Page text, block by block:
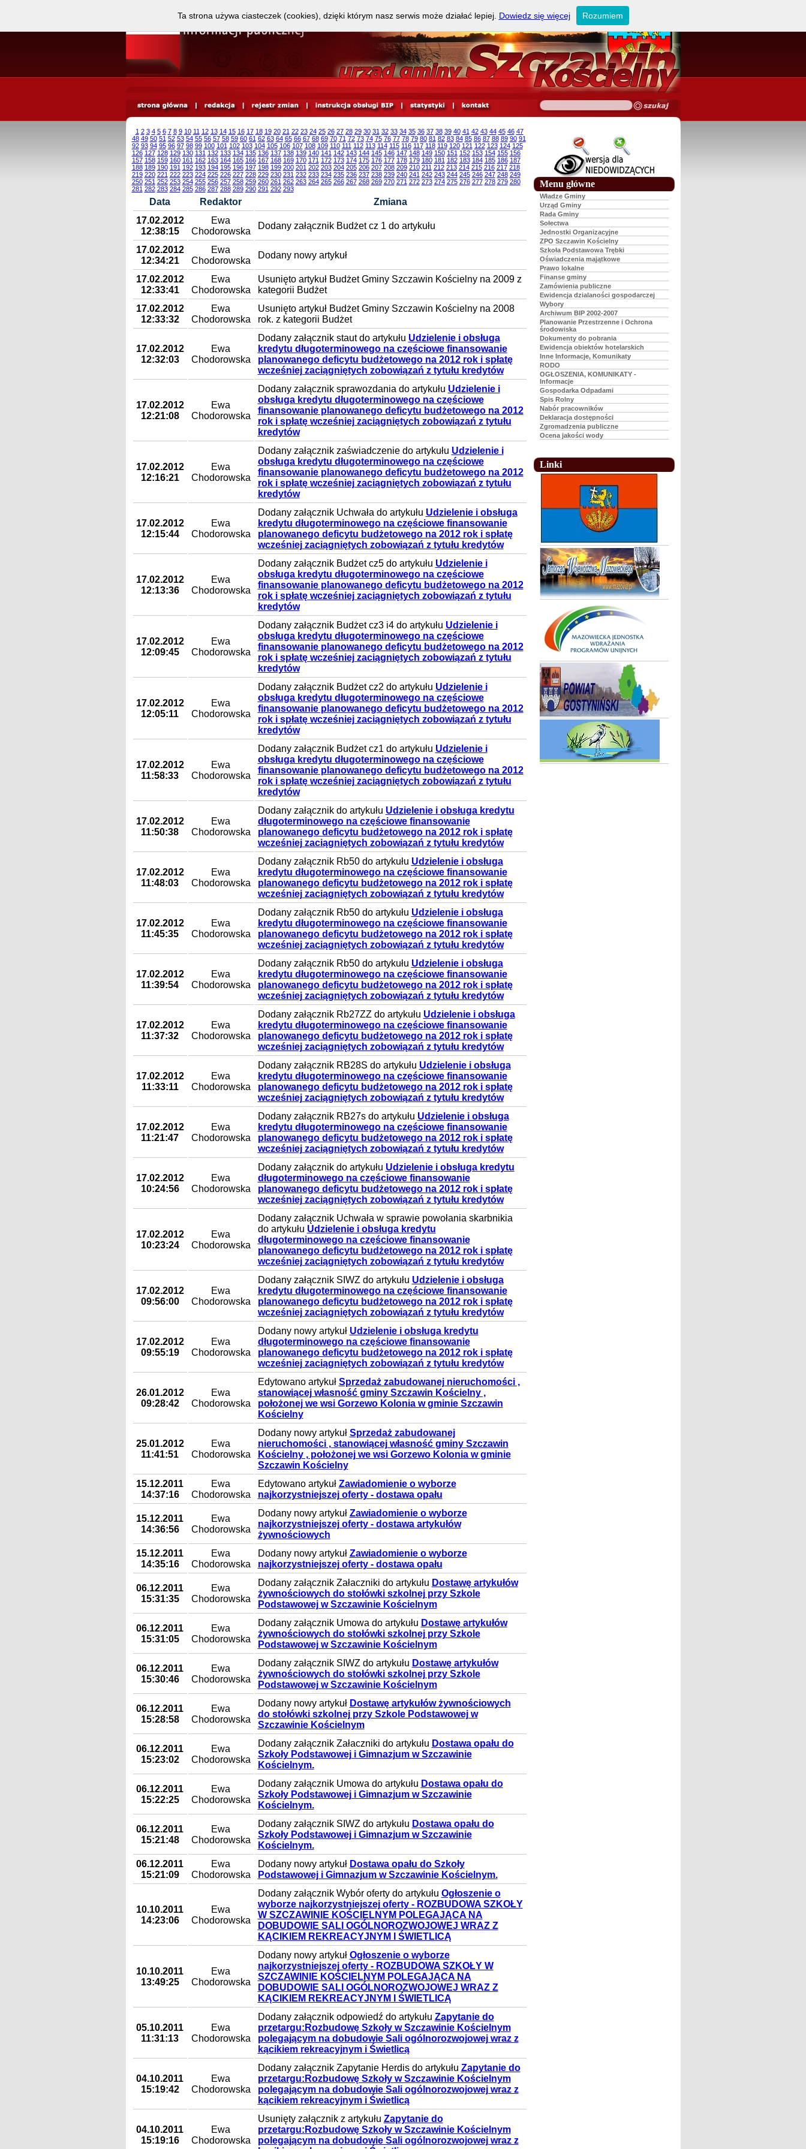
1 2 3 4 5 6 7 8 9 10 11 12 13 14 15 16 17 18 19 20 21 22 23 24 25 26 27 28 29 30 31 32 33 34 35 36 37 38 39 40 41 42 43 44 45 46 47
48 49 50 51 52 53 54 55 56 57 58 59 60 61 62 63 64 65 66 67 68 69 70 71 72 73 74 75 76 77 78 79 80 81 82 83 84 85 86 87 88 89 90 91
92 93 94 95 96 97 98 99 100 101 102 103 104 105 106 107 108 109 110 111 112 113 114 115 116 117 118 119 120 121 122 123 124 125
126 127 128 129 130 131 132 133 134 135 136 137 138 139 140 141 142 143 144 145 146 147 148 149 150 151 152 153 154 155 156
157 158 159 160 161 162 163 164 165 166 167 168 169 170 171 172 173 174 175 176 177 178 179 180 181 182 183 184 185 186 187
188 189 190 191 192 193 194 195 196 197 198 199 200 201 202 203 204 205 206 207 208 209 210 211 212 213 214 215 216 217 218
219 220 221 222 223 224 225 226 227 228 229 230 231 232 233 234 235 236 237 238 239 240 241 242 243 244 245 246 247 248 249
250 251 252 253 254 255 256 257 258 259 260 261 262 263 264 265 266 267 268 269 270 271 272 273 274 275 276 277 278 279 280
281 282 283 284 285 286 287 288 289 290 291 292 293
Data Redaktor
Zmiana
17.02.2012
12:38:15
Ewa
Chodorowska
Dodany załącznik Budżet cz 1 do artykułu
17.02.2012
12:34:21
Ewa
Chodorowska
Dodany nowy artykuł
17.02.2012
12:33:41
Ewa
Chodorowska
Usunięto artykuł Budżet Gminy Szczawin Kościelny na 2009 z
kategorii Budżet
17.02.2012
12:33:32
Ewa
Chodorowska
Usunięto artykuł Budżet Gminy Szczawin Kościelny na 2008
rok. z kategorii Budżet
17.02.2012
12:32:03
Ewa
Chodorowska
Dodany załącznik staut do artykułu Udzielenie i obsługa
kredytu długoterminowego na częściowe finansowanie
planowanego deficytu budżetowego na 2012 rok i spłatę
wcześniej zaciągniętych zobowiązań z tytułu kredytów
17.02.2012
12:21:08
Ewa
Chodorowska
Dodany załącznik sprawozdania do artykułu Udzielenie i
obsługa kredytu długoterminowego na częściowe
finansowanie planowanego deficytu budżetowego na 2012
rok i spłatę wcześniej zaciągniętych zobowiązań z tytułu
kredytów
17.02.2012
12:16:21
Ewa
Chodorowska
Dodany załącznik zaświadczenie do artykułu Udzielenie i
obsługa kredytu długoterminowego na częściowe
finansowanie planowanego deficytu budżetowego na 2012
rok i spłatę wcześniej zaciągniętych zobowiązań z tytułu
kredytów
17.02.2012
12:15:44
Ewa
Chodorowska
Dodany załącznik Uchwała do artykułu Udzielenie i obsługa
kredytu długoterminowego na częściowe finansowanie
planowanego deficytu budżetowego na 2012 rok i spłatę
wcześniej zaciągniętych zobowiązań z tytułu kredytów
17.02.2012
12:13:36
Ewa
Chodorowska
Dodany załącznik Budżet cz5 do artykułu Udzielenie i
obsługa kredytu długoterminowego na częściowe
finansowanie planowanego deficytu budżetowego na 2012
rok i spłatę wcześniej zaciągniętych zobowiązań z tytułu
kredytów
17.02.2012
12:09:45
Ewa
Chodorowska
Dodany załącznik Budżet cz3 i4 do artykułu Udzielenie i
obsługa kredytu długoterminowego na częściowe
finansowanie planowanego deficytu budżetowego na 2012
rok i spłatę wcześniej zaciągniętych zobowiązań z tytułu
kredytów
17.02.2012
12:05:11
Ewa
Chodorowska
Dodany załącznik Budżet cz2 do artykułu Udzielenie i
obsługa kredytu długoterminowego na częściowe
finansowanie planowanego deficytu budżetowego na 2012
rok i spłatę wcześniej zaciągniętych zobowiązań z tytułu
kredytów
17.02.2012
11:58:33
Ewa
Chodorowska
Dodany załącznik Budżet cz1 do artykułu Udzielenie i
obsługa kredytu długoterminowego na częściowe
finansowanie planowanego deficytu budżetowego na 2012
rok i spłatę wcześniej zaciągniętych zobowiązań z tytułu
kredytów
17.02.2012
11:50:38
Ewa
Chodorowska
Dodany załącznik do artykułu Udzielenie i obsługa kredytu
długoterminowego na częściowe finansowanie
planowanego deficytu budżetowego na 2012 rok i spłatę
wcześniej zaciągniętych zobowiązań z tytułu kredytów
17.02.2012
11:48:03
Ewa
Chodorowska
Dodany załącznik Rb50 do artykułu Udzielenie i obsługa
kredytu długoterminowego na częściowe finansowanie
planowanego deficytu budżetowego na 2012 rok i spłatę
wcześniej zaciągniętych zobowiązań z tytułu kredytów
17.02.2012
11:45:35
Ewa
Chodorowska
Dodany załącznik Rb50 do artykułu Udzielenie i obsługa
kredytu długoterminowego na częściowe finansowanie
planowanego deficytu budżetowego na 2012 rok i spłatę
wcześniej zaciągniętych zobowiązań z tytułu kredytów
17.02.2012
11:39:54
Ewa
Chodorowska
Dodany załącznik Rb50 do artykułu Udzielenie i obsługa
kredytu długoterminowego na częściowe finansowanie
planowanego deficytu budżetowego na 2012 rok i spłatę
wcześniej zaciągniętych zobowiązań z tytułu kredytów
17.02.2012
11:37:32
Ewa
Chodorowska
Dodany załącznik Rb27ZZ do artykułu Udzielenie i obsługa
kredytu długoterminowego na częściowe finansowanie
planowanego deficytu budżetowego na 2012 rok i spłatę
wcześniej zaciągniętych zobowiązań z tytułu kredytów
17.02.2012
11:33:11
Ewa
Chodorowska
Dodany załącznik RB28S do artykułu Udzielenie i obsługa
kredytu długoterminowego na częściowe finansowanie
planowanego deficytu budżetowego na 2012 rok i spłatę
wcześniej zaciągniętych zobowiązań z tytułu kredytów
17.02.2012
11:21:47
Ewa
Chodorowska
Dodany załącznik RB27s do artykułu Udzielenie i obsługa
kredytu długoterminowego na częściowe finansowanie
planowanego deficytu budżetowego na 2012 rok i spłatę
wcześniej zaciągniętych zobowiązań z tytułu kredytów
17.02.2012
10:24:56
Ewa
Chodorowska
Dodany załącznik do artykułu Udzielenie i obsługa kredytu
długoterminowego na częściowe finansowanie
planowanego deficytu budżetowego na 2012 rok i spłatę
wcześniej zaciągniętych zobowiązań z tytułu kredytów
17.02.2012
10:23:24
Ewa
Chodorowska
Dodany załącznik Uchwała w sprawie powołania skarbnikia
do artykułu Udzielenie i obsługa kredytu
długoterminowego na częściowe finansowanie
planowanego deficytu budżetowego na 2012 rok i spłatę
wcześniej zaciągniętych zobowiązań z tytułu kredytów
17.02.2012
09:56:00
Ewa
Chodorowska
Dodany załącznik SIWZ do artykułu Udzielenie i obsługa
kredytu długoterminowego na częściowe finansowanie
planowanego deficytu budżetowego na 2012 rok i spłatę
wcześniej zaciągniętych zobowiązań z tytułu kredytów
17.02.2012
09:55:19
Ewa
Chodorowska
Dodany nowy artykuł Udzielenie i obsługa kredytu
długoterminowego na częściowe finansowanie
planowanego deficytu budżetowego na 2012 rok i spłatę
wcześniej zaciągniętych zobowiązań z tytułu kredytów
26.01.2012
09:28:42
Ewa
Chodorowska
Edytowano artykuł Sprzedaż zabudowanej nieruchomości ,
stanowiącej własność gminy Szczawin Kościelny ,
położonej we wsi Gorzewo Kolonia w gminie Szczawin
Kościelny
25.01.2012
11:41:51
Ewa
Chodorowska
Dodany nowy artykuł Sprzedaż zabudowanej
nieruchomości , stanowiącej własność gminy Szczawin
Kościelny , położonej we wsi Gorzewo Kolonia w gminie
Szczawin Kościelny
15.12.2011
14:37:16
Ewa
Chodorowska
Edytowano artykuł Zawiadomienie o wyborze
najkorzystniejszej oferty - dostawa opału
15.12.2011
14:36:56
Ewa
Chodorowska
Dodany nowy artykuł Zawiadomienie o wyborze
najkorzystniejszej oferty - dostawa artykułów
żywnościowych
15.12.2011
14:35:16
Ewa
Chodorowska
Dodany nowy artykuł Zawiadomienie o wyborze
najkorzystniejszej oferty - dostawa opału
06.12.2011
15:31:35
Ewa
Chodorowska
Dodany załącznik Załaczniki do artykułu Dostawę artykułów
żywnościowych do stołówki szkolnej przy Szkole
Podstawowej w Szczawinie Kościelnym
06.12.2011
15:31:05
Ewa
Chodorowska
Dodany załącznik Umowa do artykułu Dostawę artykułów
żywnościowych do stołówki szkolnej przy Szkole
Podstawowej w Szczawinie Kościelnym
06.12.2011
15:30:46
Ewa
Chodorowska
Dodany załącznik SIWZ do artykułu Dostawę artykułów
żywnościowych do stołówki szkolnej przy Szkole
Podstawowej w Szczawinie Kościelnym
06.12.2011
15:28:58
Ewa
Chodorowska
Dodany nowy artykuł Dostawę artykułów żywnościowych
do stołówki szkolnej przy Szkole Podstawowej w
Szczawinie Kościelnym
06.12.2011
15:23:02
Ewa
Chodorowska
Dodany załącznik Załaczniki do artykułu Dostawa opału do
Szkoły Podstawowej i Gimnazjum w Szczawinie
Kościelnym.
06.12.2011
15:22:25
Ewa
Chodorowska
Dodany załącznik Umowa do artykułu Dostawa opału do
Szkoły Podstawowej i Gimnazjum w Szczawinie
Kościelnym.
06.12.2011
15:21:48
Ewa
Chodorowska
Dodany załącznik SIWZ do artykułu Dostawa opału do
Szkoły Podstawowej i Gimnazjum w Szczawinie
Kościelnym.
06.12.2011
15:21:09
Ewa
Chodorowska
Dodany nowy artykuł Dostawa opału do Szkoły
Podstawowej i Gimnazjum w Szczawinie Kościelnym.
10.10.2011
14:23:06
Ewa
Chodorowska
Dodany załącznik Wybór oferty do artykułu Ogłoszenie o
wyborze najkorzystniejszej oferty - ROZBUDOWA SZKOŁY
W SZCZAWINIE KOŚCIELNYM POLEGAJĄCA NA
DOBUDOWIE SALI OGÓLNOROZWOJOWEJ WRAZ Z
KĄCIKIEM REKREACYJNYM I ŚWIETLICĄ
10.10.2011
13:49:25
Ewa
Chodorowska
Dodany nowy artykuł Ogłoszenie o wyborze
najkorzystniejszej oferty - ROZBUDOWA SZKOŁY W
SZCZAWINIE KOŚCIELNYM POLEGAJĄCA NA
DOBUDOWIE SALI OGÓLNOROZWOJOWEJ WRAZ Z
KĄCIKIEM REKREACYJNYM I ŚWIETLICĄ
05.10.2011
11:31:13
Ewa
Chodorowska
Dodany załącznik odpowiedź do artykułu Zapytanie do
przetargu:Rozbudowę Szkoły w Szczawinie Kościelnym
polegającym na dobudowie Sali ogólnorozwojowej wraz z
kącikiem rekreacyjnym i Świetlicą
04.10.2011
15:19:42
Ewa
Chodorowska
Dodany załącznik Zapytanie Herdis do artykułu Zapytanie do
przetargu:Rozbudowę Szkoły w Szczawinie Kościelnym
polegającym na dobudowie Sali ogólnorozwojowej wraz z
kącikiem rekreacyjnym i Świetlicą
04.10.2011
15:19:16
Ewa
Chodorowska
Usunięty załącznik z artykułu Zapytanie do
przetargu:Rozbudowę Szkoły w Szczawinie Kościelnym
polegającym na dobudowie Sali ogólnorozwojowej wraz z
Menu główne
Władze Gminy
Urząd Gminy
Rada Gminy
Sołectwa
Jednostki Organizacyjne
ZPO Szczawin Kościelny
Szkoła Podstawowa Trębki
Oświadczenia majątkowe
Prawo lokalne
Finanse gminy
Zamówienia publiczne
Ewidencja dzialaności gospodarczej
Wybory
Archiwum BIP 2002-2007
Planowanie Przestrzenne i Ochrona
środowiska
Dokumenty do pobrania
Ewidencja obiektów hotelarskich
Inne Informacje, Komunikaty
RODO
OGŁOSZENIA, KOMUNIKATY -
Informacje
Gospodarka Odpadami
Spis Rolny
Nabór pracowników
Deklaracja dostępności
Zgromadzenia publiczne
Ocena jakości wody
Linki
Ta strona używa ciasteczek (cookies), dzięki którym nasz serwis może działać lepiej. Dowiedz się więcej Rozumiem